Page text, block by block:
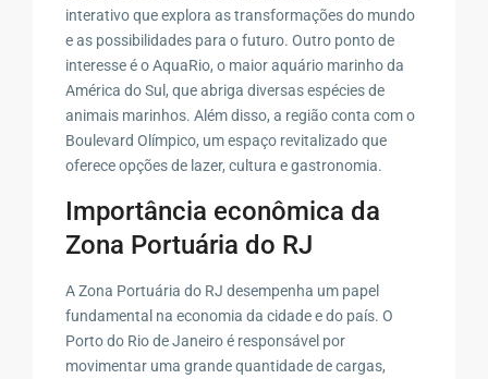
interativo que explora as transformações do mundo
e as possibilidades para o futuro. Outro ponto de
interesse é o AquaRio, o maior aquário marinho da
América do Sul, que abriga diversas espécies de
animais marinhos. Além disso, a região conta com o
Boulevard Olímpico, um espaço revitalizado que
oferece opções de lazer, cultura e gastronomia.
Importância econômica da
Zona Portuária do RJ
A Zona Portuária do RJ desempenha um papel
fundamental na economia da cidade e do país. O
Porto do Rio de Janeiro é responsável por
movimentar uma grande quantidade de cargas,